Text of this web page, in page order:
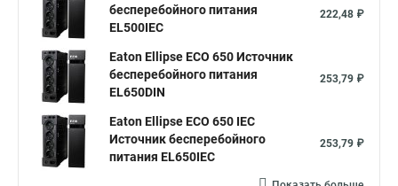
бесперебойного питания
EL500IEC
222,48 ₽
Eaton Ellipse ECO 650 Источник
бесперебойного питания
EL650DIN
253,79 ₽
Eaton Ellipse ECO 650 IEC
Источник бесперебойного
питания EL650IEC
253,79 ₽